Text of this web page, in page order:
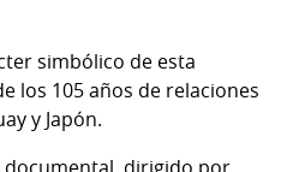
simbólico de esta
los 105 años de relaciones
y Japón.